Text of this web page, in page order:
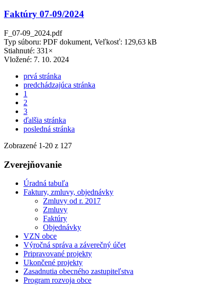
Faktúry 07-09/2024
F_07-09_2024.pdf
Typ súboru: PDF dokument, Veľkosť: 129,63 kB
Stiahnuté: 331×
Vložené: 7. 10. 2024
prvá stránka
predchádzajúca stránka
1
2
3
ďalšia stránka
posledná stránka
Zobrazené 1-20 z 127
Zverejňovanie
Úradná tabuľa
Faktury, zmluvy, objednávky
Zmluvy od r. 2017
Zmluvy
Faktúry
Objednávky
VZN obce
Výročná správa a záverečný účet
Pripravované projekty
Ukončené projekty
Zasadnutia obecného zastupiteľstva
Program rozvoja obce